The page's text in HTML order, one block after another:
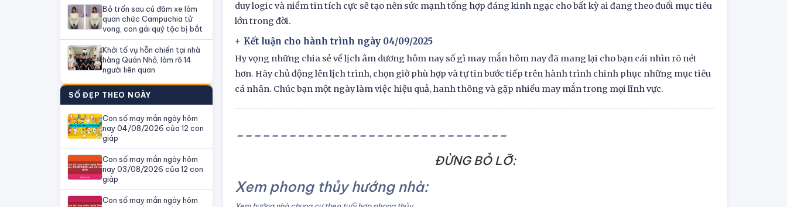
Bỏ trốn sau cú đâm xe làm
quan chức Campuchia tử
vong, con gái quý tộc bị bắt
Khởi tố vụ hỗn chiến tại nhà
hàng Quán Nhỏ, làm rõ 14
người liên quan
SỐ ĐẸP THEO NGÀY
Con số may mắn ngày hôm
nay 04/08/2026 của 12 con
giáp
Con số may mắn ngày hôm
nay 03/08/2026 của 12 con
giáp
Con số may mắn ngày hôm
duy logic và niềm tin tích cực sẽ tạo nên sức mạnh tổng hợp đáng kinh ngạc cho bất kỳ ai đang theo đuổi mục tiêu
lớn trong đời.
Kết luận cho hành trình ngày 04/09/2025
Hy vọng những chia sẻ về lịch âm dương hôm nay số gì may mắn hôm nay đã mang lại cho bạn cái nhìn rõ nét
hơn. Hãy chủ động lên lịch trình, chọn giờ phù hợp và tự tin bước tiếp trên hành trình chinh phục những mục tiêu
cá nhân. Chúc bạn một ngày làm việc hiệu quả, hanh thông và gặp nhiều may mắn trong mọi lĩnh vực.
-------------------------------
ĐỪNG BỎ LỠ:
Xem phong thủy hướng nhà: